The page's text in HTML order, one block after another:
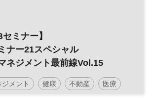
ミナー】
ナー21スペシャル
ネジメント最前線Vol.15
メント 健康 不動産 医療